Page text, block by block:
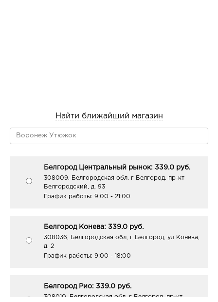
Найти ближайший магазин
Белгород Центральный рынок: 339.0 руб.
308009, Белгородская обл, г Белгород, пр-кт
Белгородский, д. 93
График работы: 9:00 - 21:00
Белгород Конева: 339.0 руб.
308036, Белгородская обл, г Белгород, ул Конева,
д. 2
График работы: 9:00 - 18:00
Белгород Рио: 339.0 руб.
308010, Белгородская обл, г Белгород, пр-кт